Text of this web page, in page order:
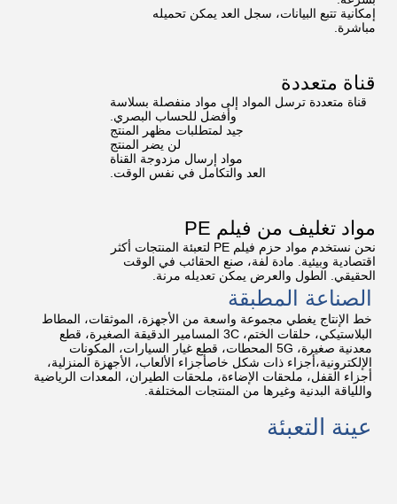
إمكانية تتبع البيانات، سجل العد يمكن تحميله
مباشرة.
قناة متعددة
قناة متعددة ترسل المواد إلى مواد منفصلة بسلاسة
وأفضل للحساب البصري.
جيد لمتطلبات مظهر المنتج
لن يضر المنتج
مواد إرسال مزدوجة القناة
العد والتكامل في نفس الوقت.
مواد تغليف من فيلم PE
نحن نستخدم مواد حزم فيلم PE لتعبئة المنتجات أكثر
اقتصادية وبيئية. مادة لفة، صنع الحقائب في الوقت
الحقيقي. الطول والعرض يمكن تعديله مرنة.
الصناعة المطبقة
خط الإنتاج يغطي مجموعة واسعة من الأجهزة، الموثقات، المطاط
البلاستيكي، حلقات الختم، 3C المسامير الدقيقة الصغيرة، قطع
معدنية صغيرة، 5G المحطات، قطع غيار السيارات، المكونات
الإلكترونية،أجزاء ذات شكل خاصأجزاء الألعاب، الأجهزة المنزلية،
أجزاء القفل، ملحقات الإضاءة، ملحقات الطيران، المعدات الرياضية
واللياقة البدنية وغيرها من المنتجات المختلفة.
عينة التعبئة